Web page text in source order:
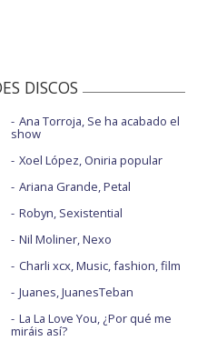
DISCOS
Ana Torroja, Se ha acabado el
show
Xoel López, Oniria popular
Ariana Grande, Petal
Robyn, Sexistential
Nil Moliner, Nexo
Charli xcx, Music, fashion, film
Juanes, JuanesTeban
La La Love You, ¿Por qué me
miráis así?